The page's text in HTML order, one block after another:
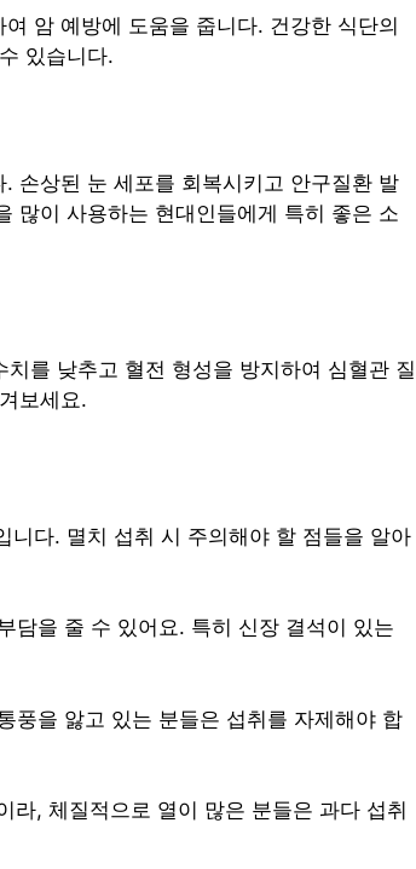
암 예방에 도움을 줍니다. 건강한 식단의
있습니다.
손상된 눈 세포를 회복시키고 안구질환 발
많이 사용하는 현대인들에게 특히 좋은 소
를 낮추고 혈전 형성을 방지하여 심혈관 질
보세요.
니다. 멸치 섭취 시 주의해야 할 점들을 알아
담을 줄 수 있어요. 특히 신장 결석이 있는
풍을 앓고 있는 분들은 섭취를 자제해야 합
라, 체질적으로 열이 많은 분들은 과다 섭취